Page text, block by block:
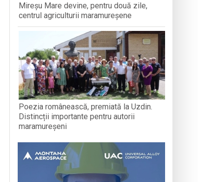
Mireșu Mare devine, pentru două zile,
centrul agriculturii maramureșene
Poezia românească, premiată la Uzdin.
Distincții importante pentru autorii
maramureșeni